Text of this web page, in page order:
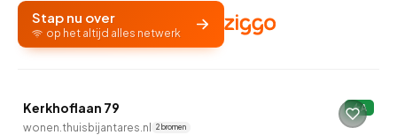
Stap nu over
op het altijd alles netwerk
QUICKLANE™
Kerkhoflaan 79 A
wonen.thuisbijantares.nl 2 bronnen